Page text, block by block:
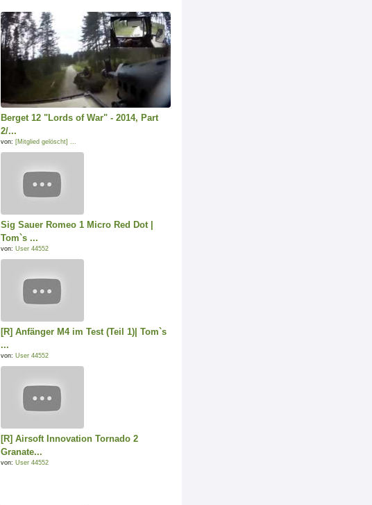
Berget 12 "Lords of War" - 2014, Part
2/...
von: [Mitglied gelöscht] ...
Sig Sauer Romeo 1 Micro Red Dot |
Tom`s ...
von:User 44552
[R] Anfänger M4 im Test (Teil 1)| Tom`s
...
von:User 44552
[R] Airsoft Innovation Tornado 2
Granate...
von:User 44552